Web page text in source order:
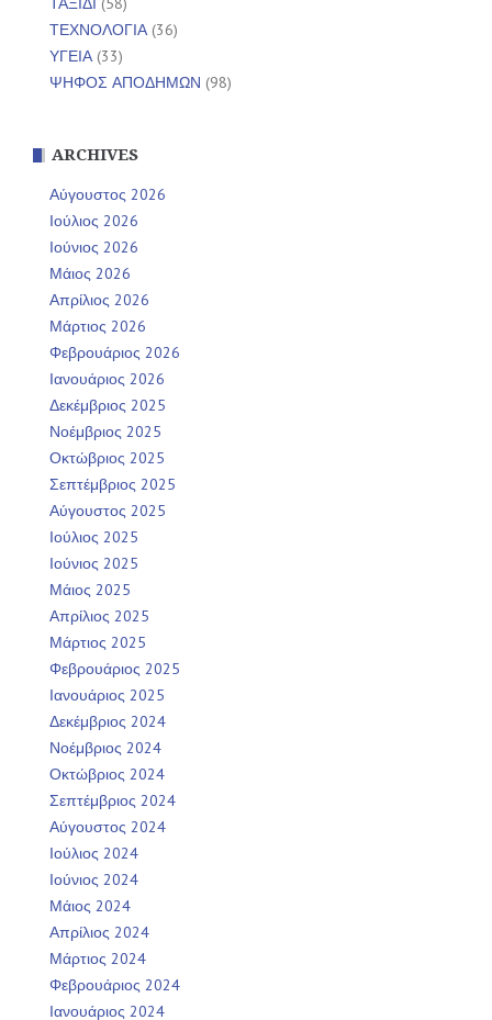
ΤΕΧΝΟΛΟΓΙΑ(36)
ΥΓΕΙΑ(33)
ΨΗΦΟΣ ΑΠΟΔΗΜΩΝ (98)
ARCHIVES
Αύγουστος 2026
Ιούλιος 2026
Ιούνιος 2026
Μάιος 2026
Απρίλιος 2026
Μάρτιος 2026
Φεβρουάριος 2026
Ιανουάριος 2026
Δεκέμβριος 2025
Νοέμβριος 2025
Οκτώβριος 2025
Σεπτέμβριος 2025
Αύγουστος 2025
Ιούλιος 2025
Ιούνιος 2025
Μάιος 2025
Απρίλιος 2025
Μάρτιος 2025
Φεβρουάριος 2025
Ιανουάριος 2025
Δεκέμβριος 2024
Νοέμβριος 2024
Οκτώβριος 2024
Σεπτέμβριος 2024
Αύγουστος 2024
Ιούλιος 2024
Ιούνιος 2024
Μάιος 2024
Απρίλιος 2024
Μάρτιος 2024
Φεβρουάριος 2024
Ιανουάριος 2024